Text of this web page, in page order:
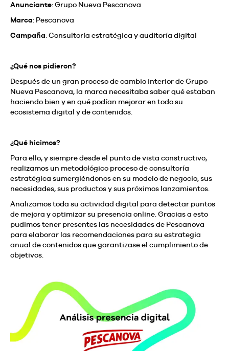
Anunciante: Grupo Nueva Pescanova
Marca: Pescanova
Campaña: Consultoría estratégica y auditoría digital
¿Qué nos pidieron?
Después de un gran proceso de cambio interior de Grupo
Nueva Pescanova, la marca necesitaba saber qué estaban
haciendo bien y en qué podían mejorar en todo su
ecosistema digital y de contenidos.
¿Qué hicimos?
Para ello, y siempre desde el punto de vista constructivo,
realizamos un metodológico proceso de consultoría
estratégica sumergiéndonos en su modelo de negocio, sus
necesidades, sus productos y sus próximos lanzamientos.
Analizamos toda su actividad digital para detectar puntos
de mejora y optimizar su presencia online. Gracias a esto
pudimos tener presentes las necesidades de Pescanova
para elaborar las recomendaciones para su estrategia
anual de contenidos que garantizase el cumplimiento de
objetivos.